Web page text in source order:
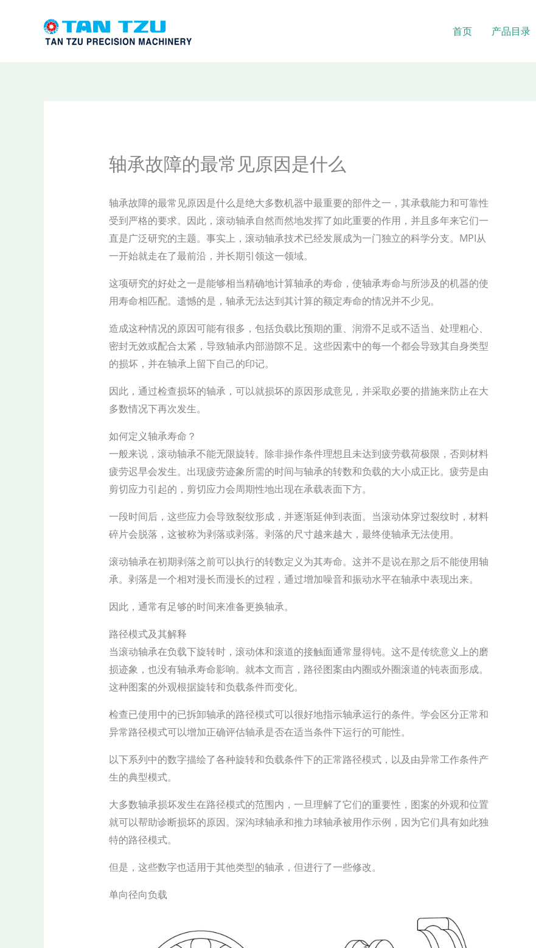
首页 产品目录
轴承故障的最常见原因是什么
轴承故障的最常见原因是什么是绝大多数机器中最重要的部件之一，其承载能力和可靠性
受到严格的要求。因此，滚动轴承自然而然地发挥了如此重要的作用，并且多年来它们一
直是广泛研究的主题。事实上，滚动轴承技术已经发展成为一门独立的科学分支。MPI从
一开始就走在了最前沿，并长期引领这一领域。
这项研究的好处之一是能够相当精确地计算轴承的寿命，使轴承寿命与所涉及的机器的使
用寿命相匹配。遗憾的是，轴承无法达到其计算的额定寿命的情况并不少见。
造成这种情况的原因可能有很多，包括负载比预期的重、润滑不足或不适当、处理粗心、
密封无效或配合太紧，导致轴承内部游隙不足。这些因素中的每一个都会导致其自身类型
的损坏，并在轴承上留下自己的印记。
因此，通过检查损坏的轴承，可以就损坏的原因形成意见，并采取必要的措施来防止在大
多数情况下再次发生。
如何定义轴承寿命？
一般来说，滚动轴承不能无限旋转。除非操作条件理想且未达到疲劳载荷极限，否则材料
疲劳迟早会发生。出现疲劳迹象所需的时间与轴承的转数和负载的大小成正比。疲劳是由
剪切应力引起的，剪切应力会周期性地出现在承载表面下方。
一段时间后，这些应力会导致裂纹形成，并逐渐延伸到表面。当滚动体穿过裂纹时，材料
碎片会脱落，这被称为剥落或剥落。剥落的尺寸越来越大，最终使轴承无法使用。
滚动轴承在初期剥落之前可以执行的转数定义为其寿命。这并不是说在那之后不能使用轴
承。剥落是一个相对漫长而漫长的过程，通过增加噪音和振动水平在轴承中表现出来。
因此，通常有足够的时间来准备更换轴承。
路径模式及其解释
当滚动轴承在负载下旋转时，滚动体和滚道的接触面通常显得钝。这不是传统意义上的磨
损迹象，也没有轴承寿命影响。就本文而言，路径图案由内圈或外圈滚道的钝表面形成。
这种图案的外观根据旋转和负载条件而变化。
检查已使用中的已拆卸轴承的路径模式可以很好地指示轴承运行的条件。学会区分正常和
异常路径模式可以增加正确评估轴承是否在适当条件下运行的可能性。
以下系列中的数字描绘了各种旋转和负载条件下的正常路径模式，以及由异常工作条件产
生的典型模式。
大多数轴承损坏发生在路径模式的范围内，一旦理解了它们的重要性，图案的外观和位置
就可以帮助诊断损坏的原因。深沟球轴承和推力球轴承被用作示例，因为它们具有如此独
特的路径模式。
但是，这些数字也适用于其他类型的轴承，但进行了一些修改。
单向径向负载